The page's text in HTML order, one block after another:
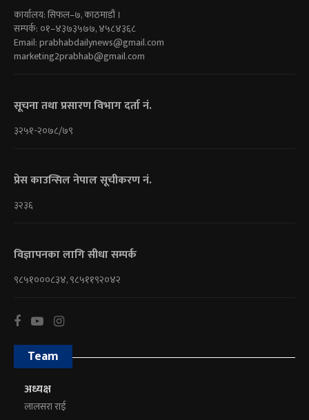
कार्यालय: सिफल–७, काठमाडौं ।
सम्पर्क: ०१–४३७३५७७, ४५८४३६८
Email:prabhabdailynews@gmail.com
marketing2prabhab@gmail.com
सूचना तथा प्रसारण विभाग दर्ता नं.
३२५१-२०७८/७९
प्रेस काउन्सिल नेपाल सूचीकरण नं.
३२३६
विज्ञापनका लागि सीधा सम्पर्क
९८५१०००८३४, ९८५११९२०४२
Team
अध्यक्ष
लालसरा राई